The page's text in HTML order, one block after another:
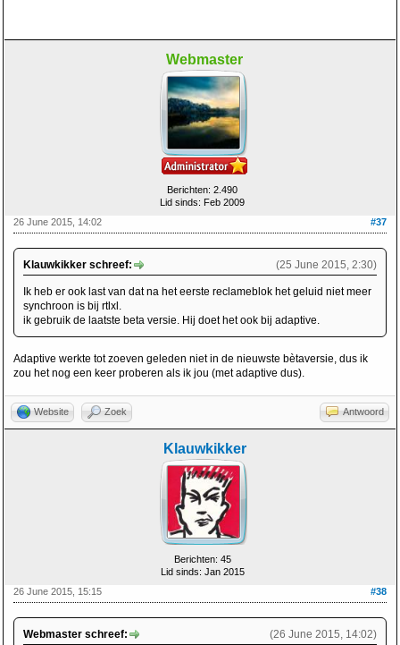
Webmaster
Berichten: 2.490
Lid sinds: Feb 2009
#37
26 June 2015, 14:02
(25 June 2015, 2:30)
Klauwkikker schreef:
Ik heb er ook last van dat na het eerste reclameblok het geluid niet meer
synchroon is bij rtlxl.
ik gebruik de laatste beta versie. Hij doet het ook bij adaptive.
Adaptive werkte tot zoeven geleden niet in de nieuwste bètaversie, dus ik
zou het nog een keer proberen als ik jou (met adaptive dus).
Website Zoek Antwoord
Klauwkikker
Berichten: 45
Lid sinds: Jan 2015
#38
26 June 2015, 15:15
(26 June 2015, 14:02)
Webmaster schreef: